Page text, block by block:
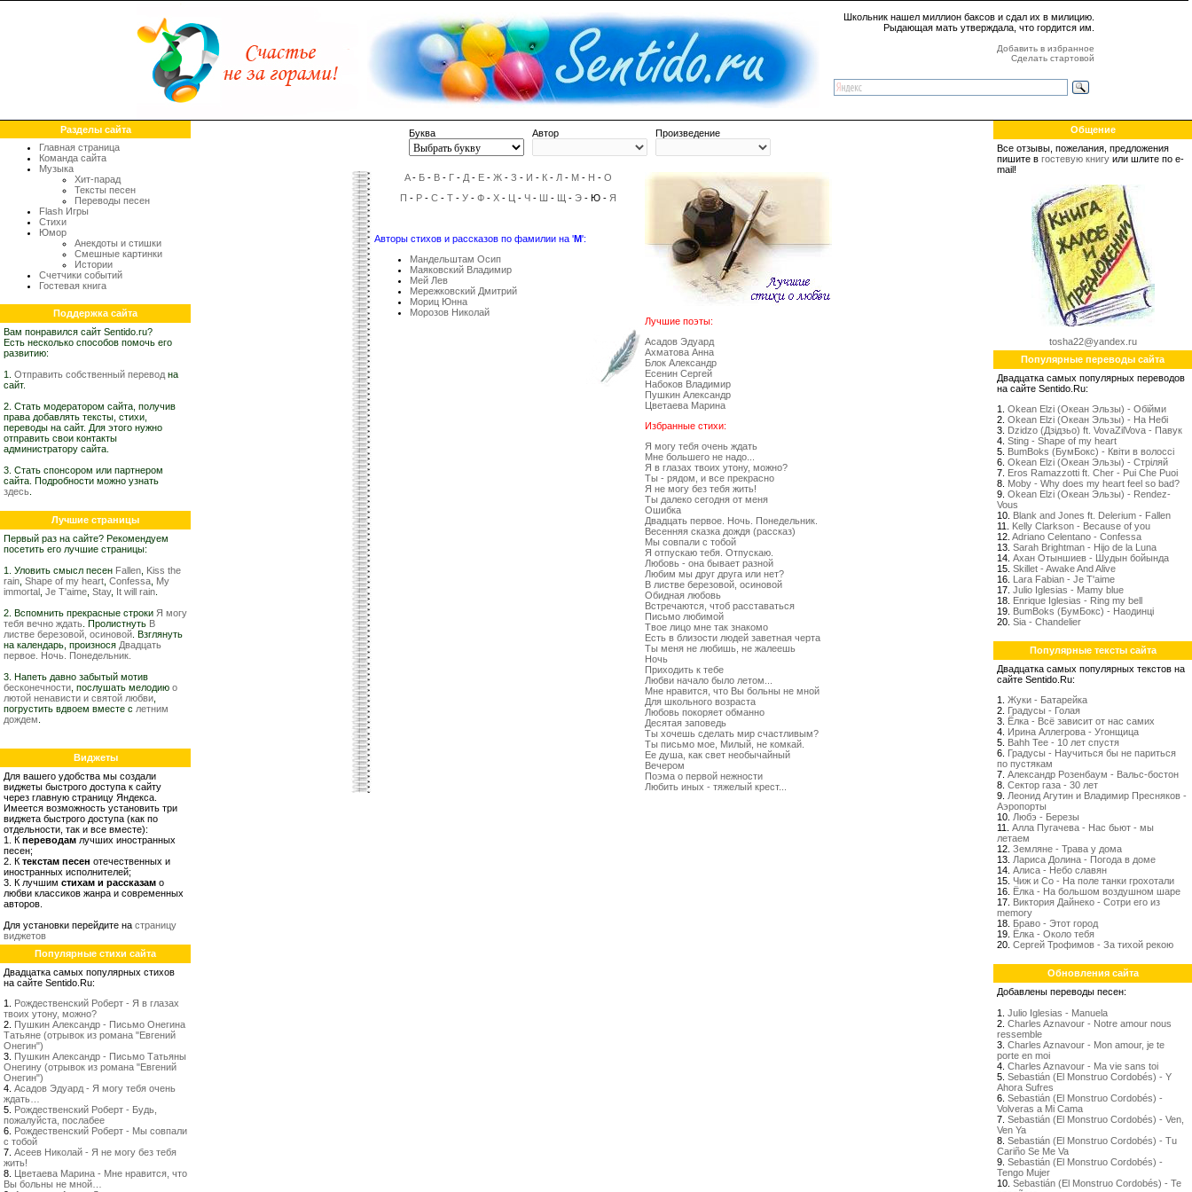
Школьник нашел миллион баксов и сдал их в милицию.
Рыдающая мать утверждала, что гордится им.
Добавить в избранное
Сделать стартовой
Разделы сайта
Главная страница
Команда сайта
Музыка
Хит-парад
Тексты песен
Переводы песен
Flash Игры
Стихи
Юмор
Анекдоты и стишки
Смешные картинки
Истории
Счетчики событий
Гостевая книга
Поддержка сайта
Вам понравился сайт Sentido.ru?
Есть несколько способов помочь его
развитию:
1. Отправить собственный перевод на
сайт.
2. Стать модератором сайта, получив
права добавлять тексты, стихи,
переводы на сайт. Для этого нужно
отправить свои контакты
администратору сайта.
3. Стать спонсором или партнером
сайта. Подробности можно узнать
здесь
Лучшие страницы
Первый раз на сайте? Рекомендуем
посетить его лучшие страницы:
1. Уловить смысл песен Fallen Kiss the
rain Shape of my heart Confessa My
immortal Je T'aime Stay, It will rain
2. Вспомнить прекрасные строки Я могу
тебя вечно ждать . Пролистнуть В
листве березовой, осиновой . Взглянуть
на календарь, произнося Двадцать
первое. Ночь. Понедельник.
3. Напеть давно забытый мотив
бесконечности , послушать мелодию о
лютой ненависти и святой любви
погрустить вдвоем вместе с летним
дождем
Виджеты
Для вашего удобства мы создали
виджеты быстрого доступа к сайту
через главную страницу Яндекса.
Имеется возможность установить три
виджета быстрого доступа (как по
отдельности, так и все вместе):
1. К переводам лучших иностранных
песен;
2. К текстам песен отечественных и
иностранных исполнителей;
3. К лучшим стихам и рассказам о
любви классиков жанра и современных
авторов.
Для установки перейдите на страницу
виджетов
Популярные стихи сайта
Двадцатка самых популярных стихов
на сайте Sentido.Ru:
1. Рождественский Роберт - Я в глазах
твоих утону, можно?
2. Пушкин Александр - Письмо Онегина
Татьяне (отрывок из романа "Евгений
Онегин")
3. Пушкин Александр - Письмо Татьяны
Онегину (отрывок из романа "Евгений
Онегин")
4. Асадов Эдуард - Я могу тебя очень
ждать…
5. Рождественский Роберт - Будь,
пожалуйста, послабее
6. Рождественский Роберт - Мы совпали
с тобой
7. Асеев Николай - Я не могу без тебя
жить!
8. Цветаева Марина - Мне нравится, что
Вы больны не мной…
Буква Автор Произведение
A- Б- В- Г- Д- Е- Ж- З - И - К- Л- М- Н - О
П - Р- С- Т- У- Ф- Х- Ц - Ч- Ш- Щ - Э- Ю - Я
Авторы стихов и рассказов по фамилии на 'М':
Мандельштам Осип
Маяковский Владимир
Мей Лев
Мережковский Дмитрий
Мориц Юнна
Морозов Николай
Лучшие поэты:
Асадов Эдуард
Ахматова Анна
Блок Александр
Есенин Сергей
Набоков Владимир
Пушкин Александр
Цветаева Марина
Избранные стихи:
Я могу тебя очень ждать
Мне большего не надо...
Я в глазах твоих утону, можно?
Ты - рядом, и все прекрасно
Я не могу без тебя жить!
Ты далеко сегодня от меня
Ошибка
Двадцать первое. Ночь. Понедельник.
Весенняя сказка дождя (рассказ)
Мы совпали с тобой
Я отпускаю тебя. Отпускаю.
Любовь - она бывает разной
Любим мы друг друга или нет?
В листве березовой, осиновой
Обидная любовь
Встречаются, чтоб расставаться
Письмо любимой
Твое лицо мне так знакомо
Есть в близости людей заветная черта
Ты меня не любишь, не жалеешь
Ночь
Приходить к тебе
Любви начало было летом...
Мне нравится, что Вы больны не мной
Для школьного возраста
Любовь покоряет обманно
Десятая заповедь
Ты хочешь сделать мир счастливым?
Ты письмо мое, Милый, не комкай.
Ее душа, как свет необычайный
Вечером
Поэма о первой нежности
Любить иных - тяжелый крест...
Общение
Все отзывы, пожелания, предложения
пишите в гостевую книгу или шлите по e-
mail!
tosha22@yandex.ru
Популярные переводы сайта
Двадцатка самых популярных переводов
на сайте Sentido.Ru:
1. Okean Elzi (Океан Эльзы) - Обійми
2. Okean Elzi (Океан Эльзы) - На Небі
3. Dzidzo (Дзідзьо) ft. VovaZilVova - Павук
4. Sting - Shape of my heart
5. BumBoks (БумБокс) - Квіти в волоссі
6. Okean Elzi (Океан Эльзы) - Стрiляй
7. Eros Ramazzotti ft. Cher - Pui Che Puoi
8. Moby - Why does my heart feel so bad?
9. Okean Elzi (Океан Эльзы) - Rendez-
Vous
10. Blank and Jones ft. Delerium - Fallen
11. Kelly Clarkson - Because of you
12. Adriano Celentano - Confessa
13. Sarah Brightman - Hijo de la Luna
14. Ахан Отыншиев - Шудын бойында
15. Skillet - Awake And Alive
16. Lara Fabian - Je T'aime
17. Julio Iglesias - Mamy blue
18. Enrique Iglesias - Ring my bell
19. BumBoks (БумБокс) - Наодинці
20. Sia - Chandelier
Популярные тексты сайта
Двадцатка самых популярных текстов на
сайте Sentido.Ru:
1. Жуки - Батарейка
2. Градусы - Голая
3. Ёлка - Всё зависит от нас самих
4. Ирина Аллегрова - Угонщица
5. Bahh Tee - 10 лет спустя
6. Градусы - Научиться бы не париться
по пустякам
7. Александр Розенбаум - Вальс-бостон
8. Сектор газа - 30 лет
9. Леонид Агутин и Владимир Пресняков -
Аэропорты
10. Любэ - Березы
11. Алла Пугачева - Нас бьют - мы
летаем
12. Земляне - Трава у дома
13. Лариса Долина - Погода в доме
14. Алиса - Небо славян
15. Чиж и Со - На поле танки грохотали
16. Ёлка - На большом воздушном шаре
17. Виктория Дайнеко - Сотри его из
memory
18. Браво - Этот город
19. Ёлка - Около тебя
20. Сергей Трофимов - За тихой рекою
Обновления сайта
Добавлены переводы песен:
1. Julio Iglesias - Manuela
2. Charles Aznavour - Notre amour nous
ressemble
3. Charles Aznavour - Mon amour, je te
porte en moi
4. Charles Aznavour - Ma vie sans toi
5. Sebastián (El Monstruo Cordobés) - Y
Ahora Sufres
6. Sebastián (El Monstruo Cordobés) -
Volveras a Mi Cama
7. Sebastián (El Monstruo Cordobés) - Ven,
Ven Ya
8. Sebastián (El Monstruo Cordobés) - Tu
Cariño Se Me Va
9. Sebastián (El Monstruo Cordobés) -
Tengo Mujer
10. Sebastián (El Monstruo Cordobés) - Te